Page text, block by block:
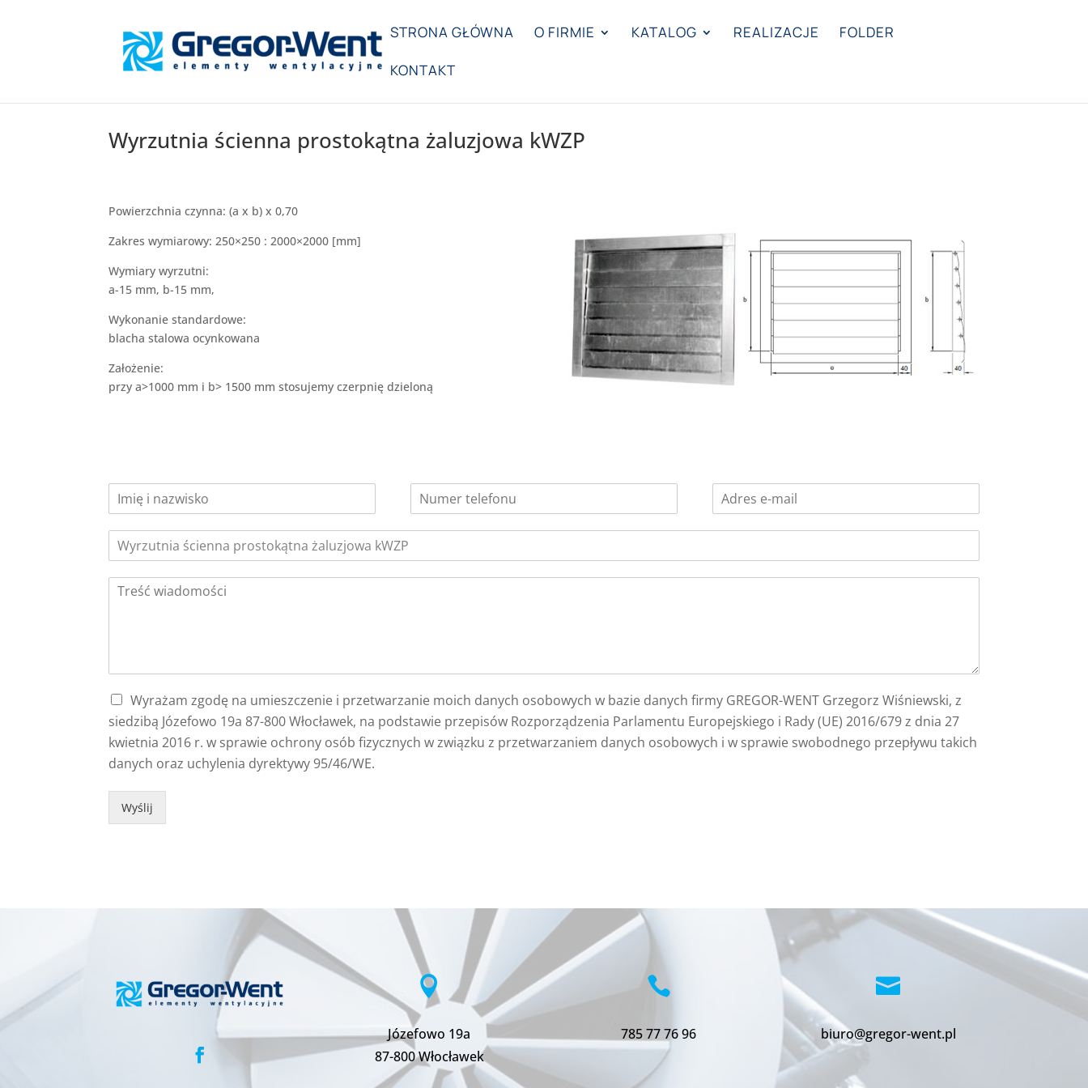
STRONA GŁÓWNA O FIRMIE KATALOG REALIZACJE FOLDER
KONTAKT
Wyrzutnia ścienna prostokątna żaluzjowa kWZP
​Powierzchnia czynna: (a x b) x 0,70
Zakres wymiarowy: 250×250 : 2000×2000 [mm]
Wymiary wyrzutni:
a-15 mm, b-15 mm,
Wykonanie standardowe:
blacha stalowa ocynkowana
Założenie:
przy a>1000 mm i b> 1500 mm stosujemy czerpnię dzieloną
Wyrażam zgodę na umieszczenie i przetwarzanie moich danych osobowych w bazie danych firmy GREGOR-WENT Grzegorz Wiśniewski, z
siedzibą Józefowo 19a 87-800 Włocławek, na podstawie przepisów Rozporządzenia Parlamentu Europejskiego i Rady (UE) 2016/679 z dnia 27
kwietnia 2016 r. w sprawie ochrony osób fizycznych w związku z przetwarzaniem danych osobowych i w sprawie swobodnego przepływu takich
danych oraz uchylenia dyrektywy 95/46/WE.
Wyślij

Józefowo 19a
87-800 Włocławek

785 77 76 96

biuro@gregor-went.pl